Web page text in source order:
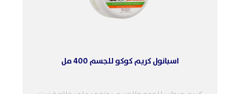
اسبانول كريم كوكو للجسم 400 مل